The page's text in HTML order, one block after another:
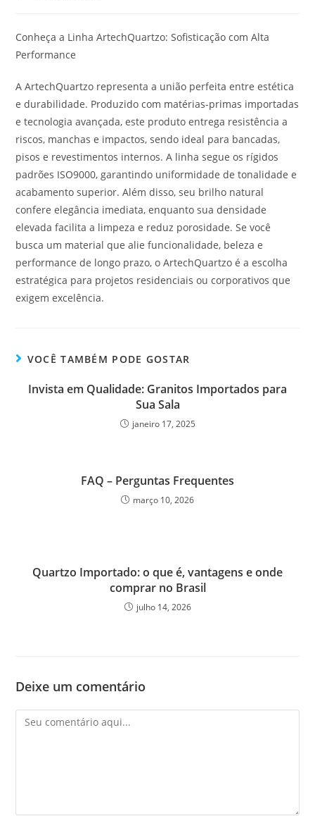
Conheça a Linha ArtechQuartzo: Sofisticação com Alta
Performance
A ArtechQuartzo representa a união perfeita entre estética
e durabilidade. Produzido com matérias-primas importadas
e tecnologia avançada, este produto entrega resistência a
riscos, manchas e impactos, sendo ideal para bancadas,
pisos e revestimentos internos. A linha segue os rígidos
padrões ISO9000, garantindo uniformidade de tonalidade e
acabamento superior. Além disso, seu brilho natural
confere elegância imediata, enquanto sua densidade
elevada facilita a limpeza e reduz porosidade. Se você
busca um material que alie funcionalidade, beleza e
performance de longo prazo, o ArtechQuartzo é a escolha
estratégica para projetos residenciais ou corporativos que
exigem excelência.
VOCÊ TAMBÉM PODE GOSTAR
Invista em Qualidade: Granitos Importados para
Sua Sala
janeiro 17, 2025
FAQ – Perguntas Frequentes
março 10, 2026
Quartzo Importado: o que é, vantagens e onde
comprar no Brasil
julho 14, 2026
Deixe um comentário